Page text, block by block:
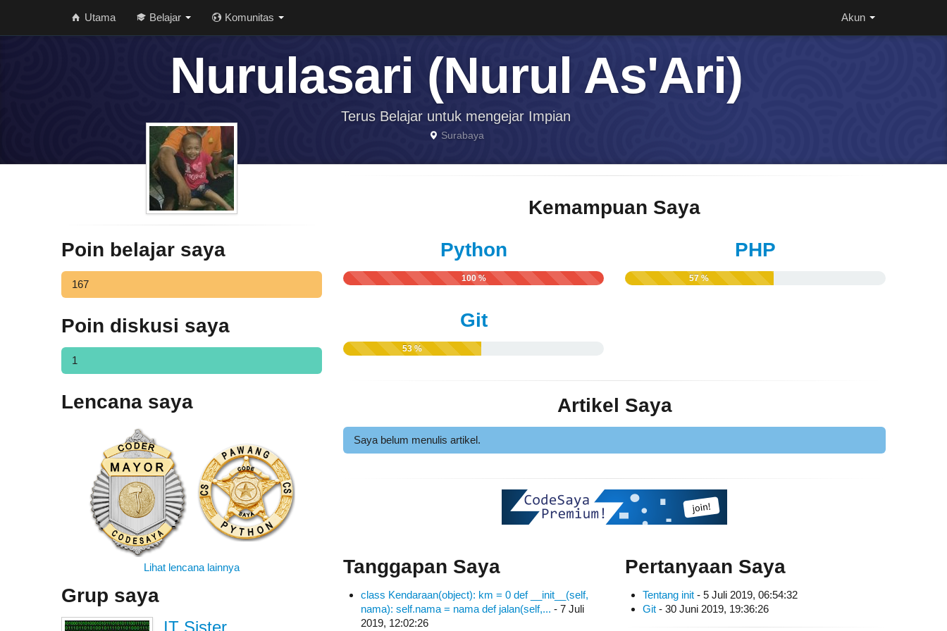
Utama Belajar Komunitas Akun
Nurulasari (Nurul As'Ari)
Terus Belajar untuk mengejar Impian
Surabaya
Poin belajar saya
167
Poin diskusi saya
1
Lencana saya
Lihat lencana lainnya
Grup saya
Kemampuan Saya
Python
100 %
PHP
57 %
Git
53 %
Artikel Saya
Saya belum menulis artikel.
Tanggapan Saya
class Kendaraan(object): km = 0 def __init__(self,
nama): self.nama = nama def jalan(self,... - 7 Juli
2019, 12:02:26
Pertanyaan Saya
Tentang init - 5 Juli 2019, 06:54:32
Git - 30 Juni 2019, 19:36:26